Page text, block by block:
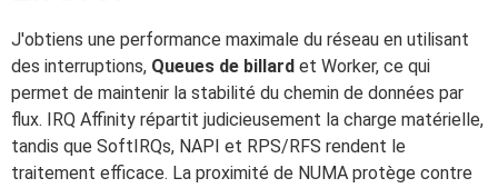
J'obtiens une performance maximale du réseau en utilisant
des interruptions, Queues de billard et Worker, ce qui
permet de maintenir la stabilité du chemin de données par
flux. IRQ Affinity répartit judicieusement la charge matérielle,
tandis que SoftIRQs, NAPI et RPS/RFS rendent le
traitement efficace. La proximité de NUMA protège contre